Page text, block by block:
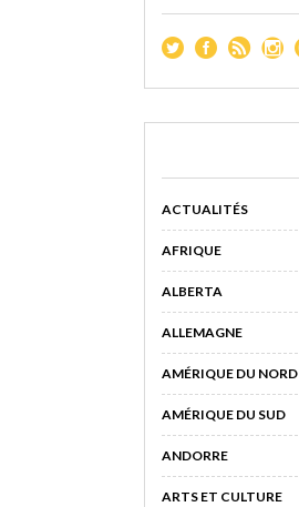
ACTUALITÉS
AFRIQUE
ALBERTA
ALLEMAGNE
AMÉRIQUE DU NORD
AMÉRIQUE DU SUD
ANDORRE
ARTS ET CULTURE